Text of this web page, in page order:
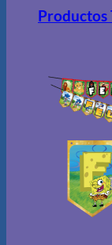
Productos